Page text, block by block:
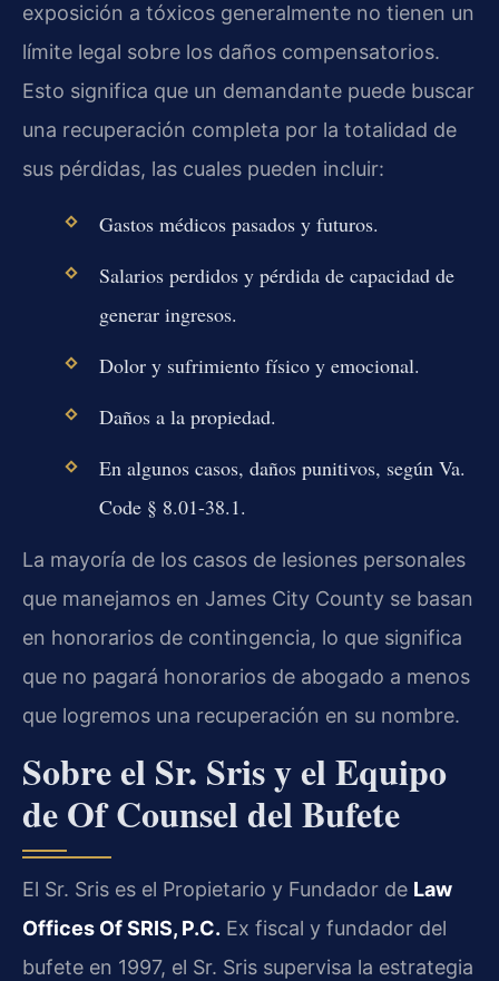
exposición a tóxicos generalmente no tienen un
límite legal sobre los daños compensatorios.
Esto significa que un demandante puede buscar
una recuperación completa por la totalidad de
sus pérdidas, las cuales pueden incluir:
Gastos médicos pasados y futuros.
Salarios perdidos y pérdida de capacidad de
generar ingresos.
Dolor y sufrimiento físico y emocional.
Daños a la propiedad.
En algunos casos, daños punitivos, según Va.
Code § 8.01-38.1.
La mayoría de los casos de lesiones personales
que manejamos en James City County se basan
en honorarios de contingencia, lo que significa
que no pagará honorarios de abogado a menos
que logremos una recuperación en su nombre.
Sobre el Sr. Sris y el Equipo
de Of Counsel del Bufete
El Sr. Sris es el Propietario y Fundador de Law
Offices Of SRIS, P.C. Ex fiscal y fundador del
bufete en 1997, el Sr. Sris supervisa la estrategia